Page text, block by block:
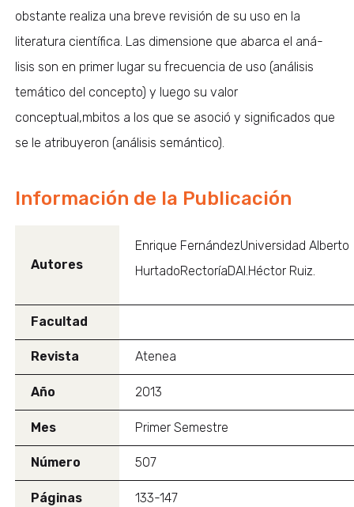
obstante realiza una breve revisión de su uso en la
literatura científica. Las dimensione que abarca el aná-
lisis son en primer lugar su frecuencia de uso (análisis
temático del concepto) y luego su valor
conceptual,mbitos a los que se asoció y significados que
se le atribuyeron (análisis semántico).
Información de la Publicación
Autores
Enrique FernándezUniversidad Alberto
HurtadoRectoríaDAI.Héctor Ruiz.
Facultad
Revista Atenea
Año 2013
Mes Primer Semestre
Número 507
Páginas 133-147